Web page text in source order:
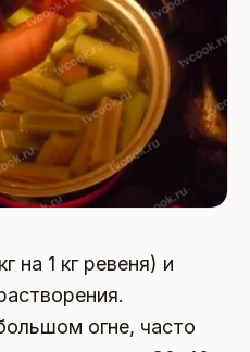
на 1 кг ревеня) и
огне, часто